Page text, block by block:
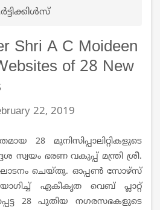
Shri A C Moideen
of 28 New
22, 2019
28 മുനിസിപ്പാലിറ്റികളുടെ
ഭരണ വകുപ്പ് മന്ത്രി ശ്രീ.
ചെയ്തു. ഓപ്പണ്‍ സോഴ്സ്‌
ഏകീകൃത വെബ്‌ പ്ലാറ്റ്
28 പുതിയ നഗരസഭകളുടെ